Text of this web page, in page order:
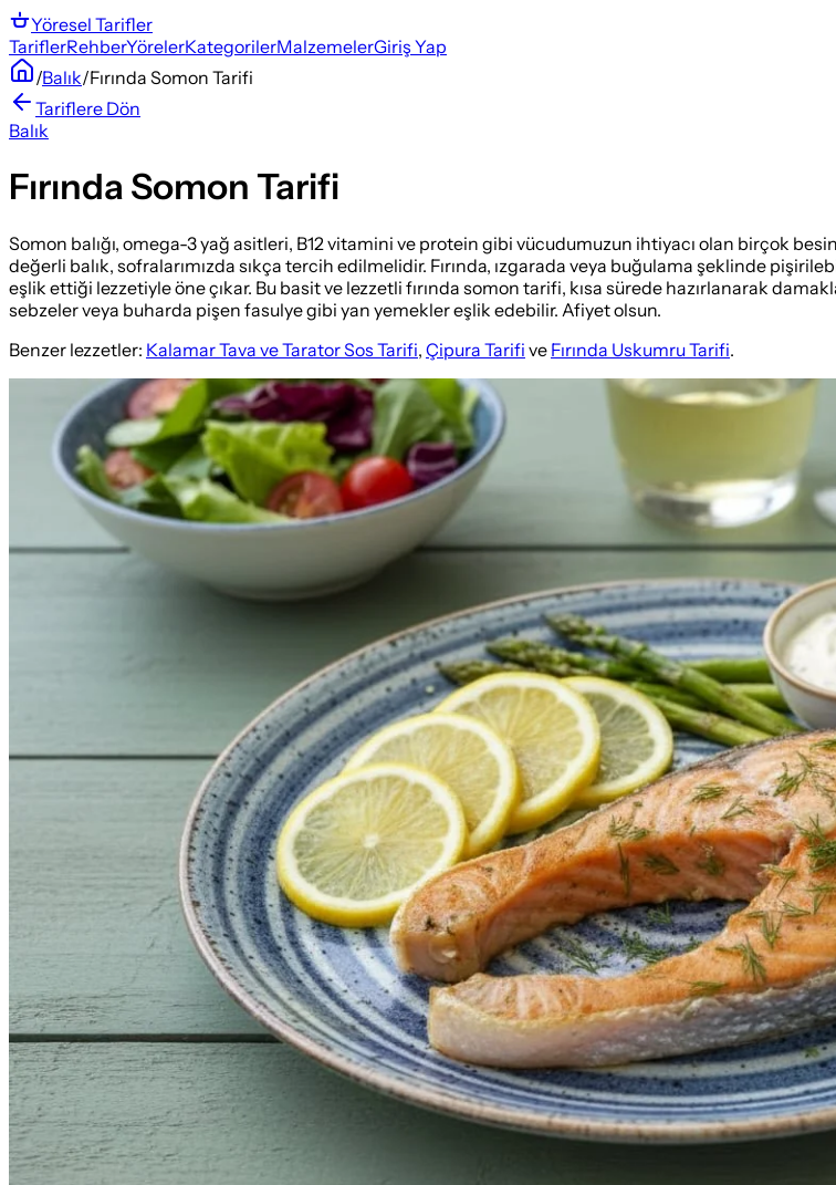
Yöresel Tarifler
TariflerRehberYörelerKategorilerMalzemelerGiriş Yap
/Balık/Fırında Somon Tarifi
Tariflere Dön
Balık
Fırında Somon Tarifi
Somon balığı, omega-3 yağ asitleri, B12 vitamini ve protein gibi vücudumuzun ihtiyacı olan birçok
değerli balık, sofralarımızda sıkça tercih edilmelidir. Fırında, ızgarada veya buğulama şeklinde
eşlik ettiği lezzetiyle öne çıkar. Bu basit ve lezzetli fırında somon tarifi, kısa sürede hazırlanarak
sebzeler veya buharda pişen fasulye gibi yan yemekler eşlik edebilir. Afiyet olsun.
Benzer lezzetler: Kalamar Tava ve Tarator Sos Tarifi, Çipura Tarifi ve Fırında Uskumru Tarifi.